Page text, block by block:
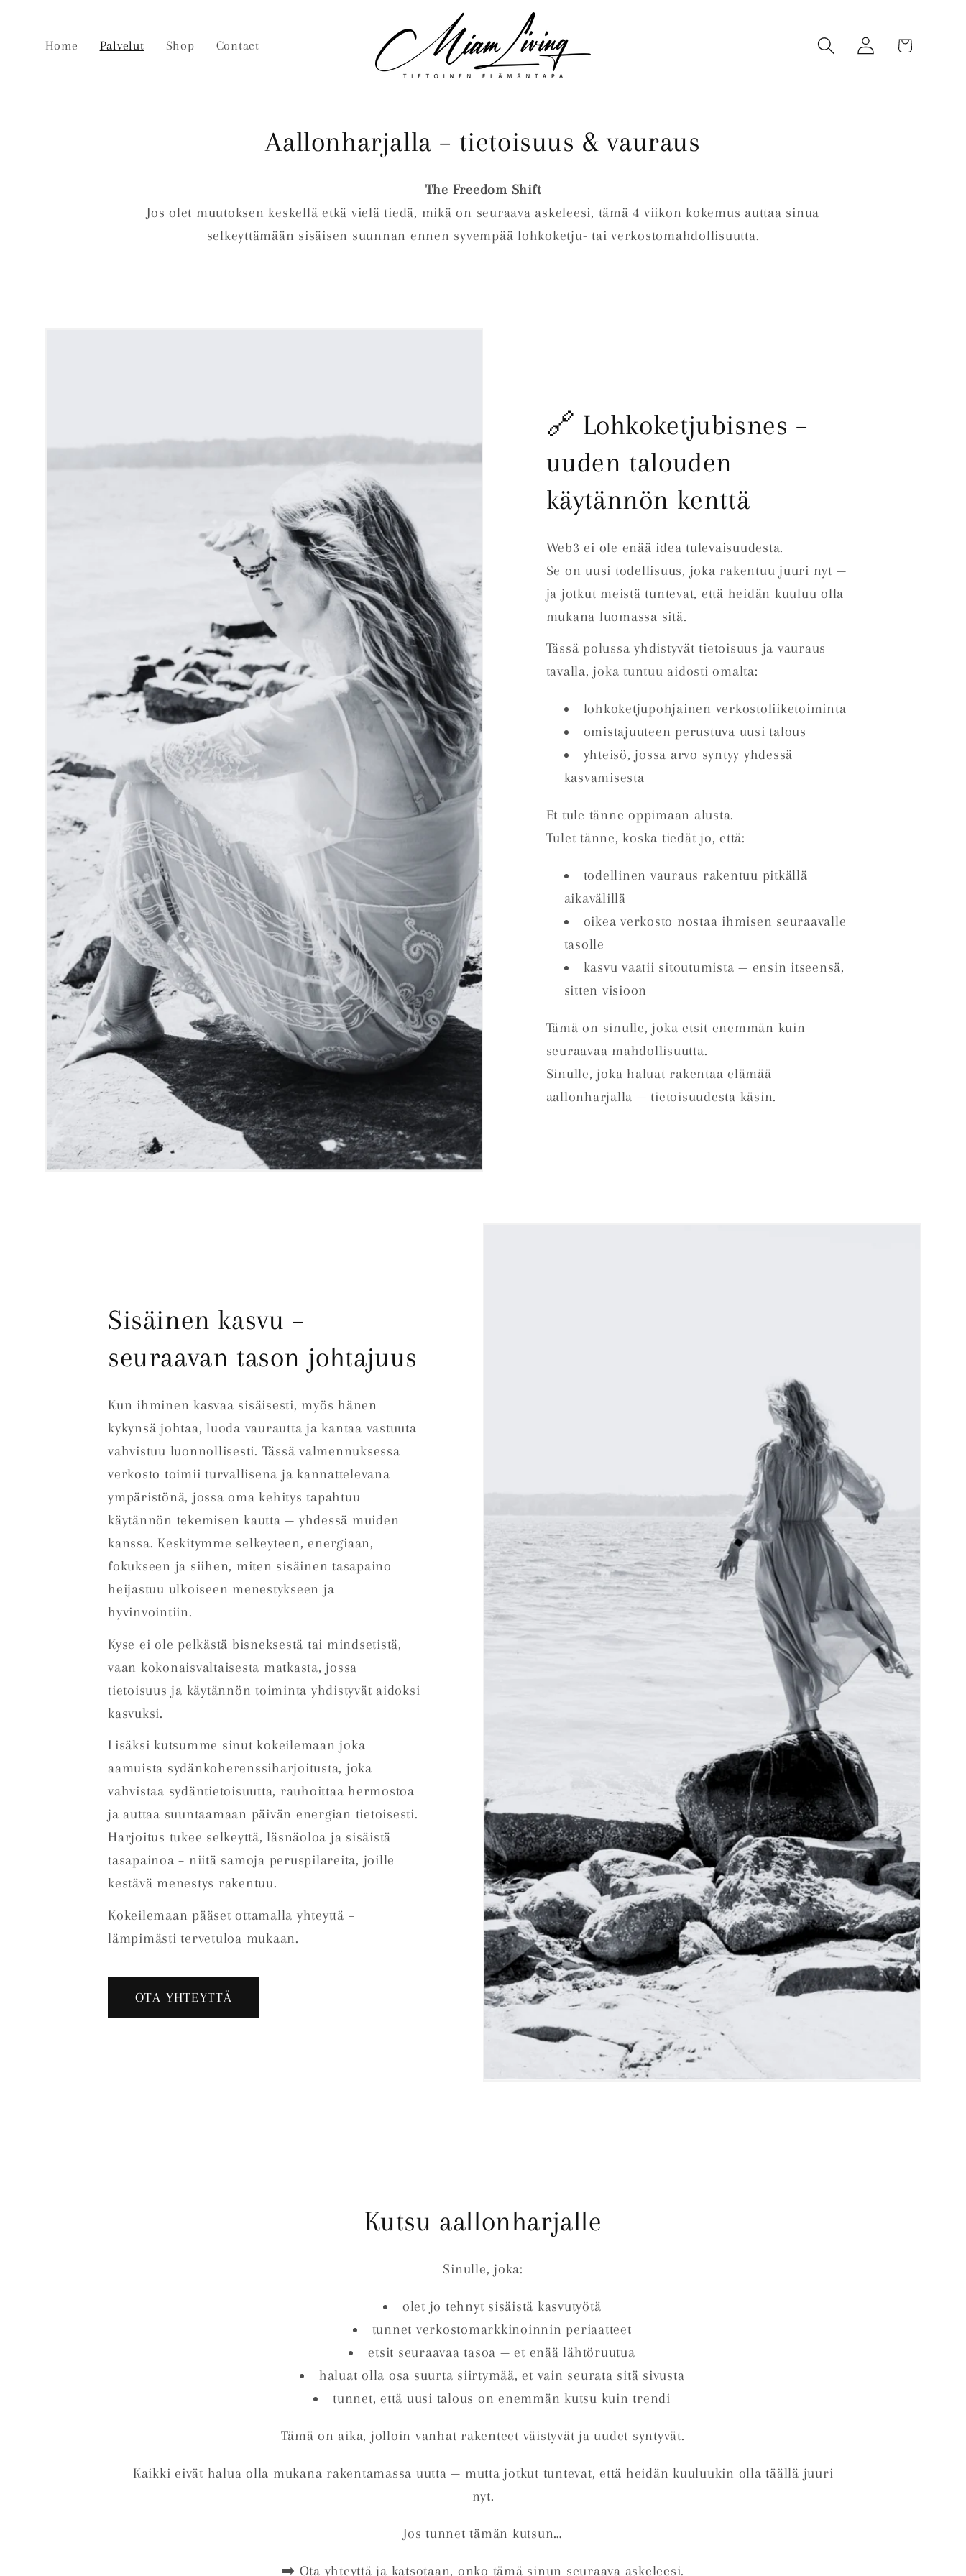
Home Palvelut Shop Contact
Log
in
Cart
Aallonharjalla – tietoisuus & vauraus
The Freedom Shift
Jos olet muutoksen keskellä etkä vielä tiedä, mikä on seuraava askeleesi, tämä 4 viikon kokemus auttaa sinua
selkeyttämään sisäisen suunnan ennen syvempää lohkoketju- tai verkostomahdollisuutta.
🔗 Lohkoketjubisnes –
uuden talouden
käytännön kenttä
Web3 ei ole enää idea tulevaisuudesta.
Se on uusi todellisuus, joka rakentuu juuri nyt —
ja jotkut meistä tuntevat, että heidän kuuluu olla
mukana luomassa sitä.
Tässä polussa yhdistyvät tietoisuus ja vauraus
tavalla, joka tuntuu aidosti omalta:
lohkoketjupohjainen verkostoliiketoiminta
omistajuuteen perustuva uusi talous
yhteisö, jossa arvo syntyy yhdessä
kasvamisesta
Et tule tänne oppimaan alusta.
Tulet tänne, koska tiedät jo, että:
todellinen vauraus rakentuu pitkällä
aikavälillä
oikea verkosto nostaa ihmisen seuraavalle
tasolle
kasvu vaatii sitoutumista — ensin itseensä,
sitten visioon
Tämä on sinulle, joka etsit enemmän kuin
seuraavaa mahdollisuutta.
Sinulle, joka haluat rakentaa elämää
aallonharjalla — tietoisuudesta käsin.
Sisäinen kasvu –
seuraavan tason johtajuus
Kun ihminen kasvaa sisäisesti, myös hänen
kykynsä johtaa, luoda vaurautta ja kantaa vastuuta
vahvistuu luonnollisesti. Tässä valmennuksessa
verkosto toimii turvallisena ja kannattelevana
ympäristönä, jossa oma kehitys tapahtuu
käytännön tekemisen kautta — yhdessä muiden
kanssa. Keskitymme selkeyteen, energiaan,
fokukseen ja siihen, miten sisäinen tasapaino
heijastuu ulkoiseen menestykseen ja
hyvinvointiin.
Kyse ei ole pelkästä bisneksestä tai mindsetistä,
vaan kokonaisvaltaisesta matkasta, jossa
tietoisuus ja käytännön toiminta yhdistyvät aidoksi
kasvuksi.
Lisäksi kutsumme sinut kokeilemaan joka
aamuista sydänkoherenssiharjoitusta, joka
vahvistaa sydäntietoisuutta, rauhoittaa hermostoa
ja auttaa suuntaamaan päivän energian tietoisesti.
Harjoitus tukee selkeyttä, läsnäoloa ja sisäistä
tasapainoa – niitä samoja peruspilareita, joille
kestävä menestys rakentuu.
Kokeilemaan pääset ottamalla yhteyttä –
lämpimästi tervetuloa mukaan.
OTA YHTEYTTÄ
Kutsu aallonharjalle
Sinulle, joka:
olet jo tehnyt sisäistä kasvutyötä
tunnet verkostomarkkinoinnin periaatteet
etsit seuraavaa tasoa — et enää lähtöruutua
haluat olla osa suurta siirtymää, et vain seurata sitä sivusta
tunnet, että uusi talous on enemmän kutsu kuin trendi
Tämä on aika, jolloin vanhat rakenteet väistyvät ja uudet syntyvät.
Kaikki eivät halua olla mukana rakentamassa uutta — mutta jotkut tuntevat, että heidän kuuluukin olla täällä juuri
nyt.
Jos tunnet tämän kutsun…
➡️ Ota yhteyttä ja katsotaan, onko tämä sinun seuraava askeleesi.